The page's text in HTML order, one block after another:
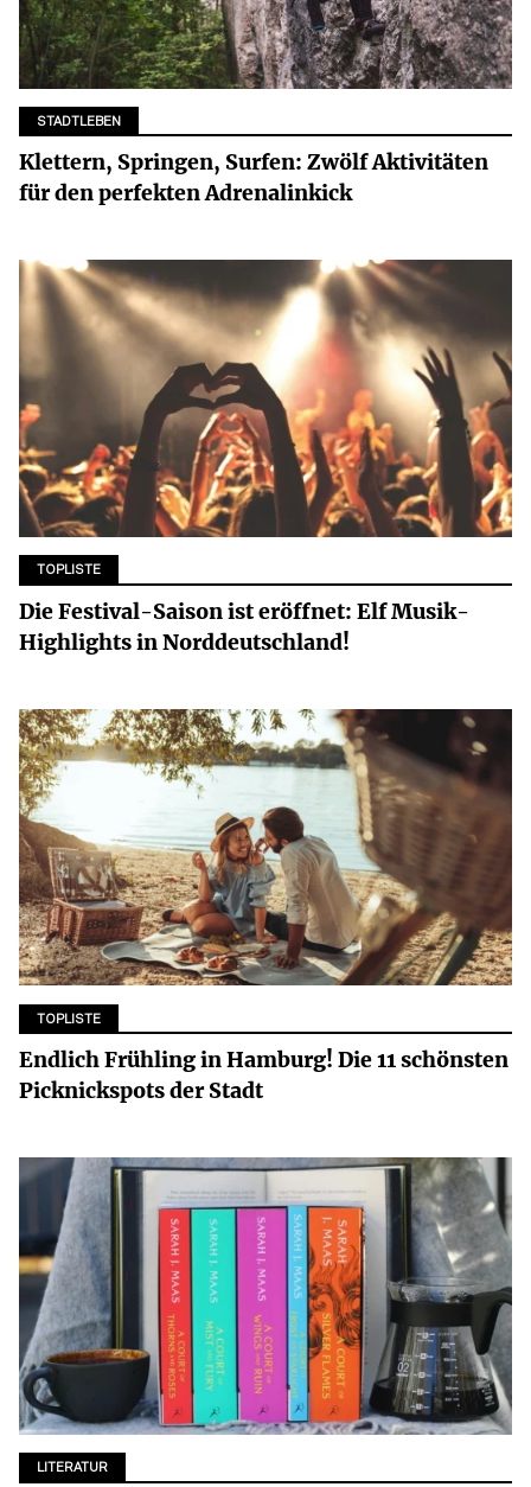
STADTLEBEN
Klettern, Springen, Surfen: Zwölf Aktivitäten
für den perfekten Adrenalinkick
TOPLISTE
Die Festival-Saison ist eröffnet: Elf Musik-
Highlights in Norddeutschland!
TOPLISTE
Endlich Frühling in Hamburg! Die 11 schönsten
Picknickspots der Stadt
LITERATUR